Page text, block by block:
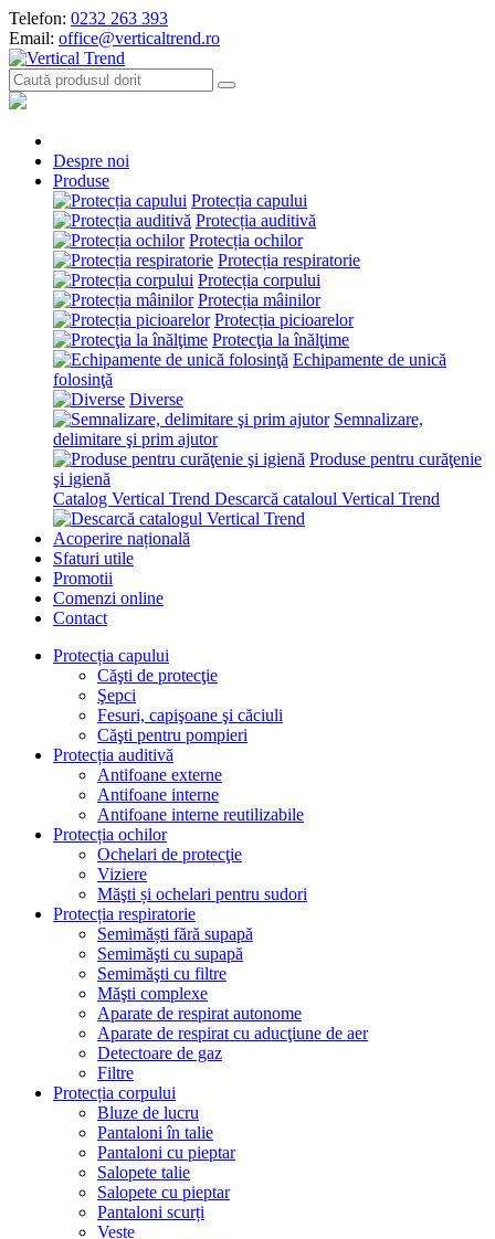
Telefon: 0232 263 393
Email: office@verticaltrend.ro
Despre noi
Produse
Protecția capului
Protecția auditivă
Protecția ochilor
Protecția respiratorie
Protecția corpului
Protecția mâinilor
Protecția picioarelor
Protecţia la înălţime
Echipamente de unică
folosinţă
Diverse
Semnalizare,
delimitare şi prim ajutor
Produse pentru curăţenie
şi igienă
Catalog Vertical Trend Descarcă cataloul Vertical Trend
Acoperire națională
Sfaturi utile
Promotii
Comenzi online
Contact
Protecția capului
Căşti de protecţie
Şepci
Fesuri, capişoane şi căciuli
Căşti pentru pompieri
Protecția auditivă
Antifoane externe
Antifoane interne
Antifoane interne reutilizabile
Protecția ochilor
Ochelari de protecţie
Viziere
Măşti și ochelari pentru sudori
Protecția respiratorie
Semimăști fără supapă
Semimăşti cu supapă
Semimăşti cu filtre
Măşti complexe
Aparate de respirat autonome
Aparate de respirat cu aducţiune de aer
Detectoare de gaz
Filtre
Protecția corpului
Bluze de lucru
Pantaloni în talie
Pantaloni cu pieptar
Salopete talie
Salopete cu pieptar
Pantaloni scurți
Veste